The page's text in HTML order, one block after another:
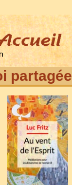
partagée